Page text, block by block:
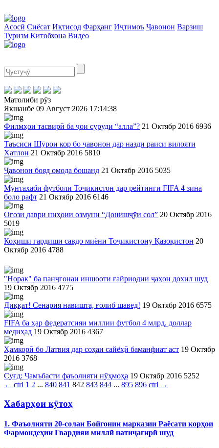
Асосӣ Сиёсат Иқтисод Фарҳанг Иҷтимоъ Ҷавонон Варзиш
Туризм Китобхона Видео
Матолиби рӯз
Якшанбе 09 Август 2026 17:14:38
Филмҳои тасвирӣ ба ҷои суруди “алла”? 21 Октябр 2016 6936
Таъсиси Шӯрои кор бо ҷавонон дар назди раиси вилояти
Хатлон 21 Октябр 2016 5810
Ҷавонон бояд омода бошанд 21 Октябр 2016 5035
Мунтахаби футболи Тоҷикистон дар рейтинги FIFA 4 зина
боло рафт 21 Октябр 2016 6146
Оғози даври ниҳоии озмуни “Донишҷӯи сол” 20 Октябр 2016
5019
Коҳиши гардиши савдо миёни Тоҷикистону Қазоқистон 20
Октябр 2016 4788
"Норак" ба панҷгонаи иншооти ғайриодии ҷаҳон дохил шуд
19 Октябр 2016 4775
Диққат! Сенария навишта, ғолиб шавед! 19 Октябр 2016 6575
FIFA ба ҳар федератсияи миллии футбол 4 млрд. доллар
медиҳад 19 Октябр 2016 4367
Ҳамкорӣ бо Латвия дар соҳаи сайёҳӣ баманфиат аст 19 Октябр
2016 3768
Суғд: Ҷамъбасти фаъолияти нӯҳмоҳа 19 Октябр 2016 5252
← ctrl 1 2 ... 840 841 842 843 844 ... 895 896 ctrl →
Хабарҳои кӯтоҳ
1. Фаъолияти 20-солаи Бойгонии марказии Раёсати корҳои
Фармондеҳии Гвардияи миллӣ натиҷагирӣ шуд